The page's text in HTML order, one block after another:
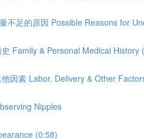
不足的原因 Possible Reasons for
Family & Personal Medical History
因素 Labor, Delivery & Other
Nipples
(0:58)